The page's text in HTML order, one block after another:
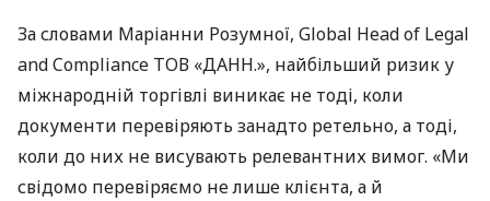
За словами Маріанни Розумної, Global Head of Legal
and Compliance ТОВ «ДАНН.», найбільший ризик у
міжнародній торгівлі виникає не тоді, коли
документи перевіряють занадто ретельно, а тоді,
коли до них не висувають релевантних вимог. «Ми
свідомо перевіряємо не лише клієнта, а й